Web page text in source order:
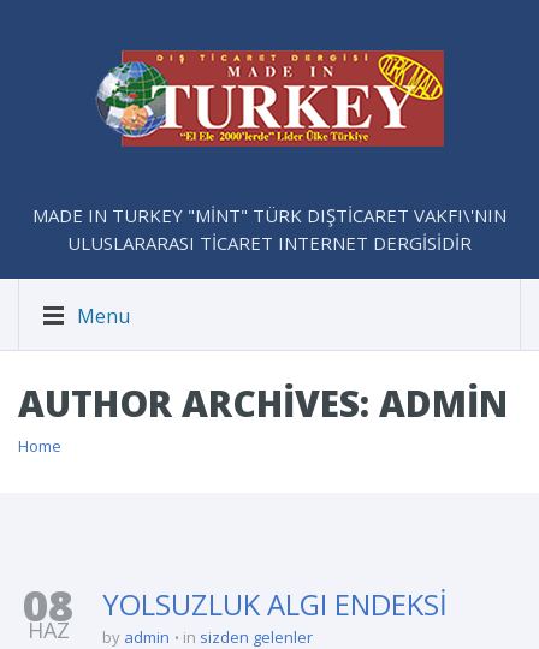
MADE IN TURKEY "MİNT" TÜRK DIŞTİCARET VAKFI\'NIN
ULUSLARARASI TİCARET INTERNET DERGİSİDİR
Menu
AUTHOR ARCHIVES: ADMIN
Home
08
HAZ
YOLSUZLUK ALGI ENDEKSİ
by admin in sizden gelenler